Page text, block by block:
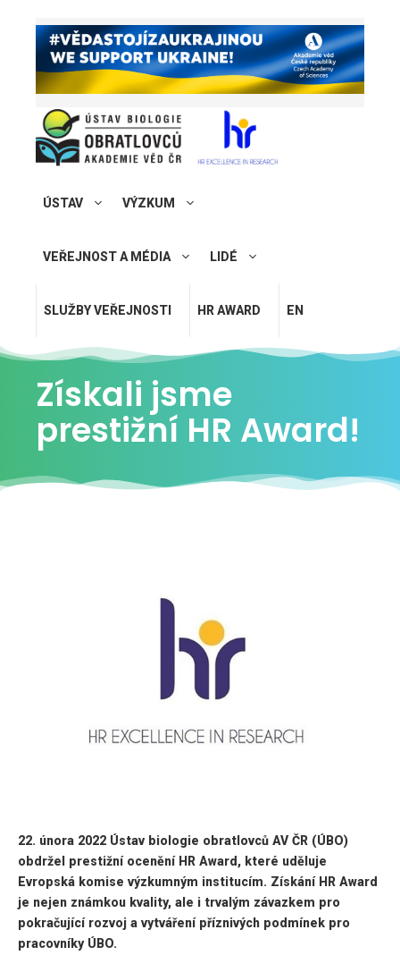
ÚSTAV VÝZKUM
VEŘEJNOST A MÉDIA LIDÉ
SLUŽBY VEŘEJNOSTI HR AWARD EN
Získali jsme
prestižní HR Award!
22. února 2022 Ústav biologie obratlovců AV ČR (ÚBO)
obdržel prestižní ocenění HR Award, které uděluje
Evropská komise výzkumným institucím. Získání HR Award
je nejen známkou kvality, ale i trvalým závazkem pro
pokračující rozvoj a vytváření příznivých podmínek pro
pracovníky ÚBO.